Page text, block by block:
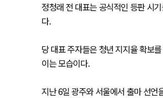
정청래 전 대표는 공식적인 등판 시
다.
당 대표 주자들은 청년 지지율 확보
이는 모습이다.
지난 6일 광주와 서울에서 출마 선언